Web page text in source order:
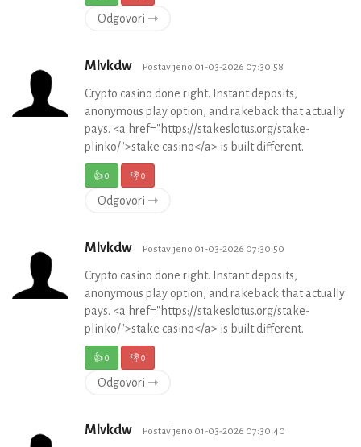
Odgovori ⇾
Mlvkdw Postavljeno 01-03-2026 07:30:58
Crypto casino done right. Instant deposits,
anonymous play option, and rakeback that actually
pays. <a href="https://stakeslotus.org/stake-
plinko/">stake casino</a> is built different.
👍0 👎0
Odgovori ⇾
Mlvkdw Postavljeno 01-03-2026 07:30:50
Crypto casino done right. Instant deposits,
anonymous play option, and rakeback that actually
pays. <a href="https://stakeslotus.org/stake-
plinko/">stake casino</a> is built different.
👍0 👎0
Odgovori ⇾
Mlvkdw Postavljeno 01-03-2026 07:30:40